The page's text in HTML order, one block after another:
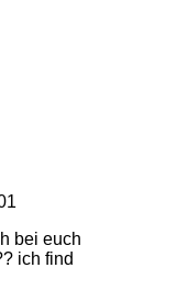
bei euch
ich find